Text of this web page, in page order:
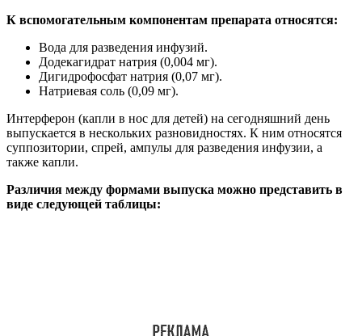
К вспомогательным компонентам препарата относятся:
Вода для разведения инфузий.
Додекагидрат натрия (0,004 мг).
Дигидрофосфат натрия (0,07 мг).
Натриевая соль (0,09 мг).
Интерферон (капли в нос для детей) на сегодняшний день
выпускается в нескольких разновидностях. К ним относятся
суппозитории, спрей, ампулы для разведения инфузии, а
также капли.
Различия между формами выпуска можно представить в
виде следующей таблицы: